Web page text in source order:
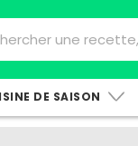
DE SAISON